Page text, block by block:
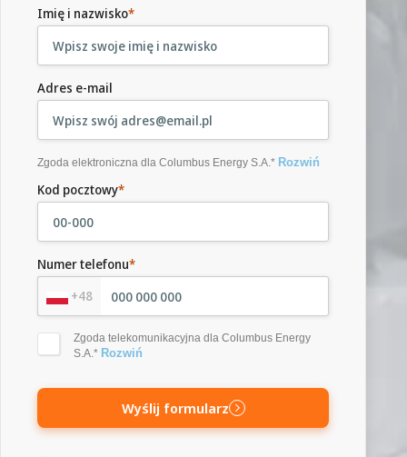
Imię i nazwisko*
Adres e-mail
Zgoda elektroniczna dla Columbus Energy S.A.* Rozwiń
Kod pocztowy*
Numer telefonu*
+48
Zgoda telekomunikacyjna dla Columbus Energy
S.A.* Rozwiń
Wyślij formularz